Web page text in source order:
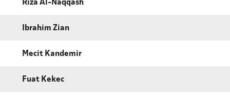
Riza Al-Naqqash
Ibrahim Zian
Mecit Kandemir
Fuat Kekec